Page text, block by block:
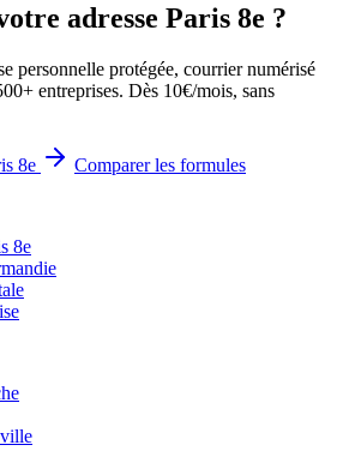
adresse Paris 8e ?
personnelle protégée, courrier numérisé
entreprises. Dès 10€/mois, sans
8e
Comparer les formules
8e